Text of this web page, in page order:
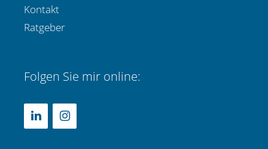
Kontakt
Ratgeber
Folgen Sie mir online: